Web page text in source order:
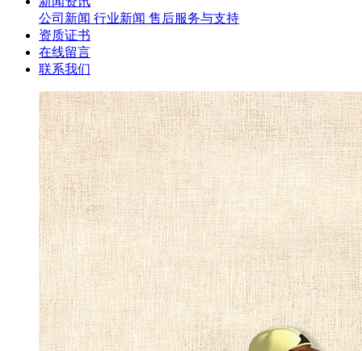
公司新闻 行业新闻 售后服务与支持
资质证书
在线留言
联系我们